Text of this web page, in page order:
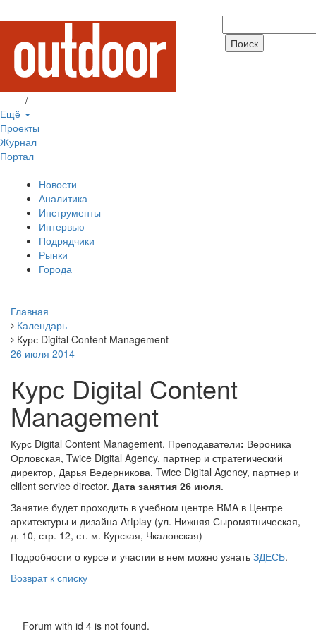
/
Ещё
Проекты
Журнал
Портал
Новости
Аналитика
Инструменты
Интервью
Подрядчики
Рынки
Города
Главная
Календарь
Курс Digital Content Management
26 июля 2014
Курс Digital Content
Management
Курс Digital Content Management. Преподаватели: Вероника
Орловская, Twice Digital Agency, партнер и стратегический
директор, Дарья Ведерникова, Twice Digital Agency, партнер и
clilent service director. Дата занятия 26 июля.
Занятие будет проходить в учебном центре RMA в Центре
архитектуры и дизайна Artplay (ул. Нижняя Сыромятническая,
д. 10, стр. 12, ст. м. Курская, Чкаловская)
Подробности о курсе и участии в нем можно узнать ЗДЕСЬ.
Возврат к списку
Forum with id 4 is not found.